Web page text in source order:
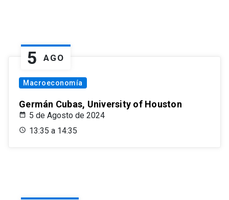
5 AGO
Macroeconomía
Germán Cubas, University of Houston
5 de Agosto de 2024
13:35 a 14:35